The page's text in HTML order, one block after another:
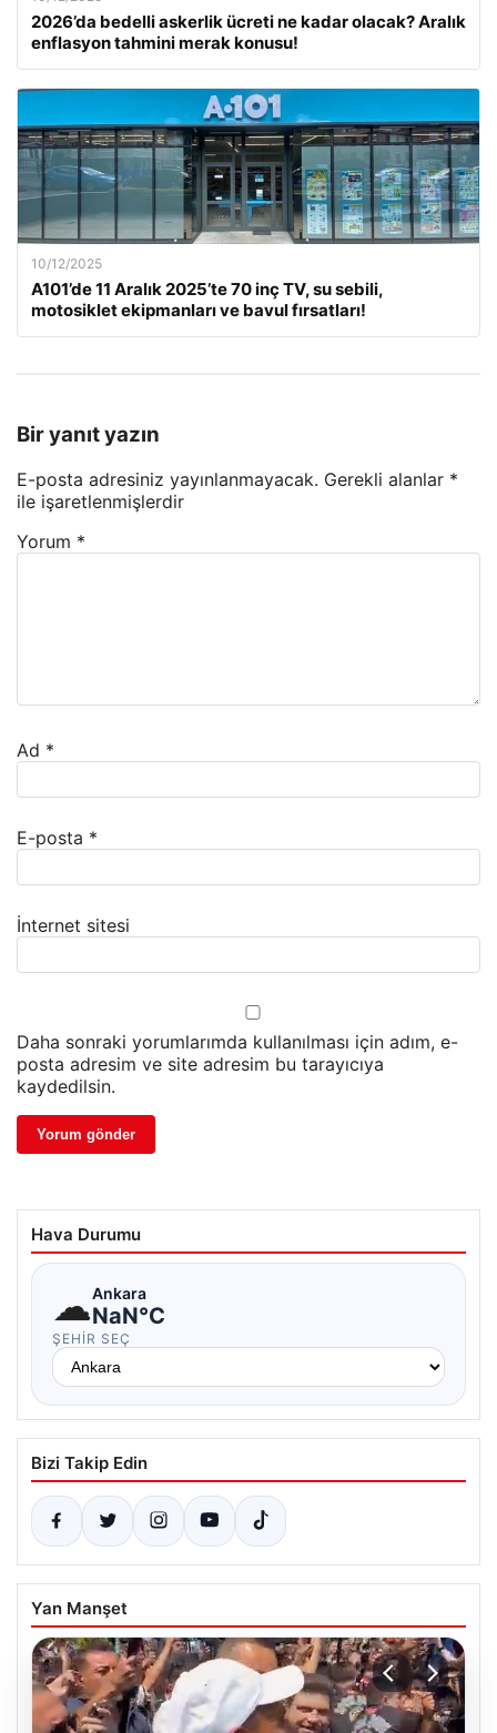
2026’da bedelli askerlik ücreti ne kadar olacak? Aralık
enflasyon tahmini merak konusu!
10/12/2025
A101’de 11 Aralık 2025’te 70 inç TV, su sebili,
motosiklet ekipmanları ve bavul fırsatları!
Bir yanıt yazın
E-posta adresiniz yayınlanmayacak. Gerekli alanlar *
ile işaretlenmişlerdir
Yorum *
Ad *
E-posta *
İnternet sitesi
Daha sonraki yorumlarımda kullanılması için adım, e-
posta adresim ve site adresim bu tarayıcıya
kaydedilsin.
Hava Durumu
☁Ankara
NaN°C
ŞEHIR SEÇ
Bizi Takip Edin
Yan Manşet